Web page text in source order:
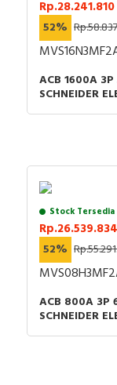
Rp.28.241.810
52%
ACB 1600A
SCHNEIDER
Stock Tersedia
Rp.26.539.834
52%
ACB 800A 3P
SCHNEIDER